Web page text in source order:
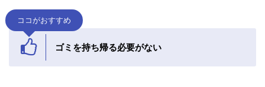
ココがおすすめ
ゴミを持ち帰る必要がない